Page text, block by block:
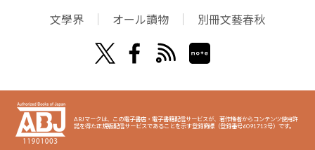
文學界 オール讀物 別冊文藝春秋
ABJマークは、この電子書店・電子書籍配信サービスが、著作権者からコンテンツ使用許
諾を得た正規版配信サービスであることを示す登録商標（登録番号6091713号）です。